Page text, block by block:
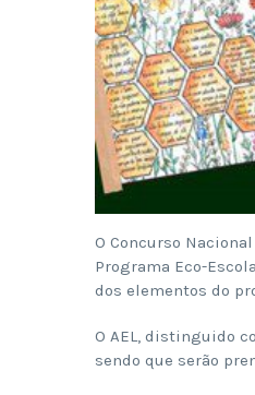
O Concurso
Programa Eco-
dos elementos do
O AEL, distinguido
sendo que serão